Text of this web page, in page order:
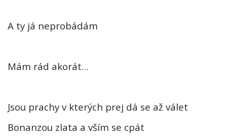
A ty já neprobádám
Mám rád akorát…
Jsou prachy v kterých prej dá se až válet
Bonanzou zlata a vším se cpát